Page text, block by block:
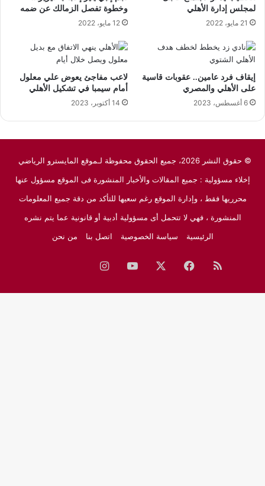
لمجلس إدارة الأهلي
21 مايو، 2022
وخطوة تفصل الزمالك عن ضمه
12 مايو، 2022
إيقاف فرد عامين.. عقوبات قاسية
على الأهلي والمصري
6 أغسطس، 2023
لاعب مفاجئ يعوض علي معلول
أمام سيمبا في تشكيل الأهلي
14 أكتوبر، 2023
© حقوق النشر 2026، جميع الحقوق محفوظة لـموقع المايسترو الرياضي
إخلاء مسؤولية : جميع المقالات والأخبار المنشورة فى الموقع مسؤول عنها
محرريها فقط ، وإدارة الموقع رغم سعيها للتأكد من دقة جميع المعلومات
المنشورة ، فهي لا تتحمل أى مسؤولية أدبية أو قانونية عما يتم نشره
الرئيسية
سياسة الخصوصية اتصل بنا من نحن
ملخص
الموقع
فيسبوك ‫YouTubeانستقرام
نيوز